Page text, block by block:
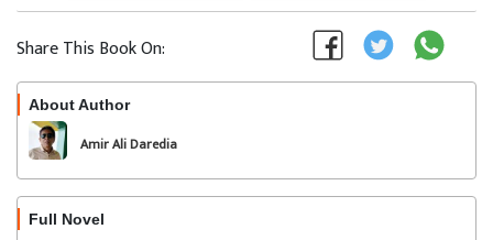
Share This Book On:
About Author
Amir Ali Daredia
Full Novel